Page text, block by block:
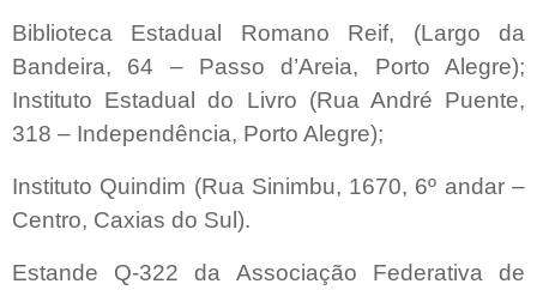
Biblioteca Estadual Romano Reif, (Largo da
Bandeira, 64 – Passo d’Areia, Porto Alegre);
Instituto Estadual do Livro (Rua André Puente,
318 – Independência, Porto Alegre);
Instituto Quindim (Rua Sinimbu, 1670, 6º andar –
Centro, Caxias do Sul).
Estande Q-322 da Associação Federativa de